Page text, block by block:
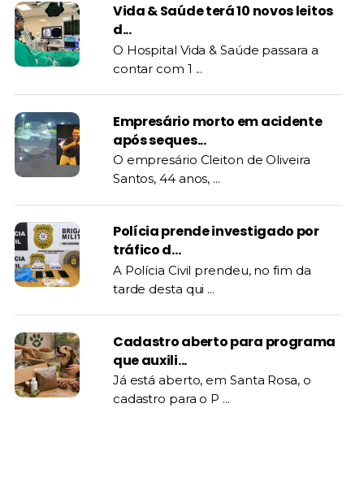
Vida & Saúde terá 10 novos leitos
d...
O Hospital Vida & Saúde passara a
contar com 1 ...
Empresário morto em acidente
após seques...
O empresário Cleiton de Oliveira
Santos, 44 anos, ...
Polícia prende investigado por
tráfico d...
A Polícia Civil prendeu, no fim da
tarde desta qui ...
Cadastro aberto para programa
que auxili...
Já está aberto, em Santa Rosa, o
cadastro para o P ...